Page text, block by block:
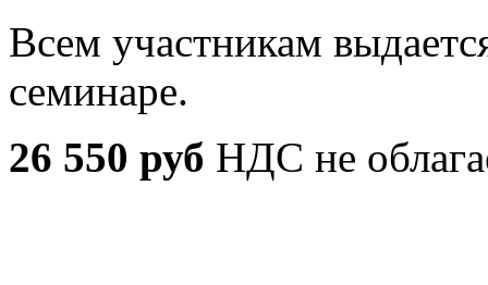
Всем участникам
семинаре.
26 550 руб НДС не